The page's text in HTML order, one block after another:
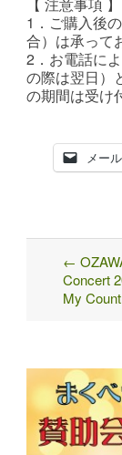
【 注意事項 】
1．ご購入後
合）は承って
2．お電話に
の際は翌日）
の期間は受け
メー
Post
navigation
←
Concert
My